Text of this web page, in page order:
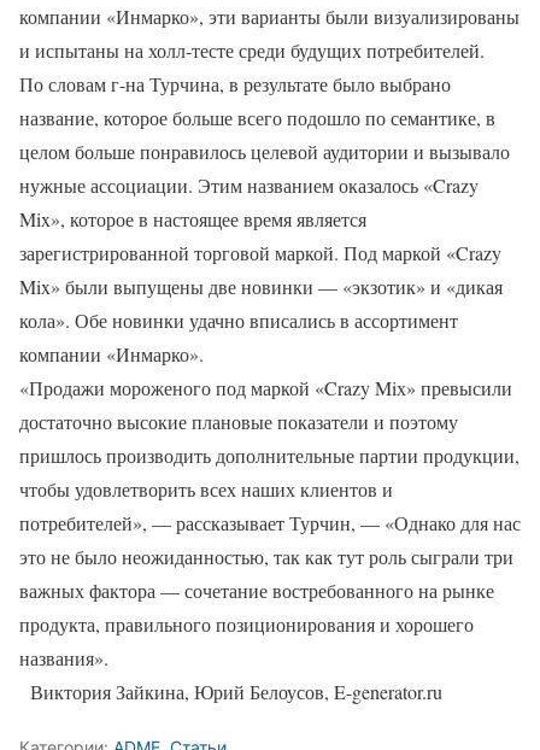
компании «Инмарко», эти варианты были визуализированы
и испытаны на холл-тесте среди будущих потребителей.
По словам г-на Турчина, в результате было выбрано
название, которое больше всего подошло по семантике, в
целом больше понравилось целевой аудитории и вызывало
нужные ассоциации. Этим названием оказалось «Crazy
Mix», которое в настоящее время является
зарегистрированной торговой маркой. Под маркой «Crazy
Mix» были выпущены две новинки — «экзотик» и «дикая
кола». Обе новинки удачно вписались в ассортимент
компании «Инмарко».
«Продажи мороженого под маркой «Crazy Miх» превысили
достаточно высокие плановые показатели и поэтому
пришлось производить дополнительные партии продукции,
чтобы удовлетворить всех наших клиентов и
потребителей», — рассказывает Турчин, — «Однако для нас
это не было неожиданностью, так как тут роль сыграли три
важных фактора — сочетание востребованного на рынке
продукта, правильного позиционирования и хорошего
названия».
Виктория Зайкина, Юрий Белоусов, E-generator.ru